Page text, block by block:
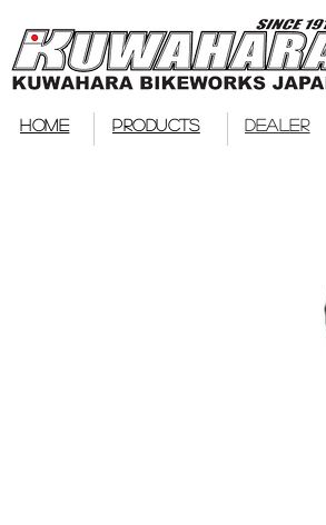
HOME PRODUCTS DEALER